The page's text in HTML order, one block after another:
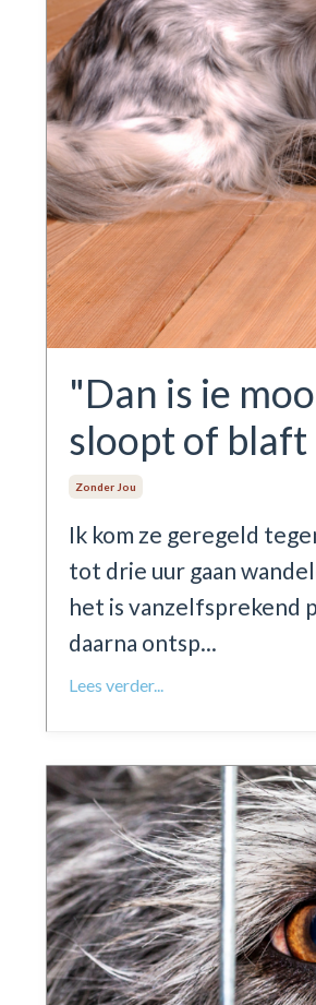
"Dan is ie
sloopt of blaft
Zonder Jou
Ik kom ze geregeld
tot drie uur gaan
het is vanzelfsprekend
daarna ontsp...
Lees verder...